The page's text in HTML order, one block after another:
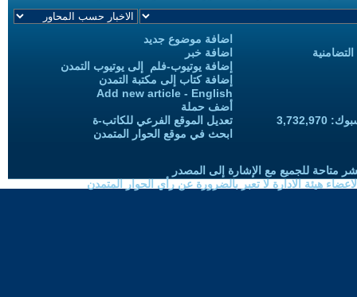
اضافة موضوع جديد
اضافة خبر
إضافة يوتيوب-فلم إلى يوتيوب التمدن
إضافة كتاب إلى مكتبة التمدن
Add new article - English
أضف حملة
تعديل الموقع الفرعي للكاتب-ة
ابحث في موقع الحوار المتمدن
متاحة للجميع مع الإشارة إلى المصدر
هيئة الادارة لا تعبر بالضرورة عن رأي الحوار المتمدن